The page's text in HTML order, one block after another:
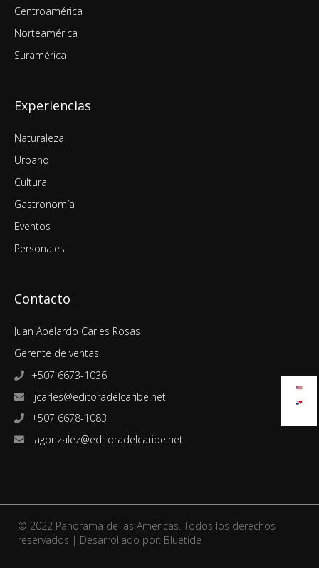
Centroamérica
Norteamérica
Suramérica
Experiencias
Naturaleza
Urbano
Cultura
Gastronomía
Eventos
Personajes
Contacto
Juan Abelardo Carles Rosas
Gerente de ventas
+507 6673-1036
jcarles@editoradelcaribe.net
+507 6678-1083
agonzalez@editoradelcaribe.net
© 2022 Panorama de las Américas. Todos los derechos
reservados | Desarrollado por: Bluetide